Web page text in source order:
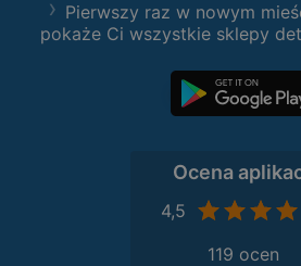
Pierwszy raz w nowym
pokaże Ci wszystkie sklepy
Ocena
4,5
119 ocen